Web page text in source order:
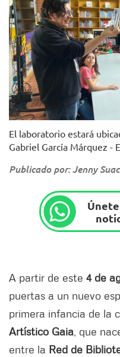
El laboratorio estará
Gabriel García Márquez -
Publicado por: Jenny
A partir de este 4 de
puertas a un nuevo
primera infancia de la
Artístico Gaia , que
entre la Red de